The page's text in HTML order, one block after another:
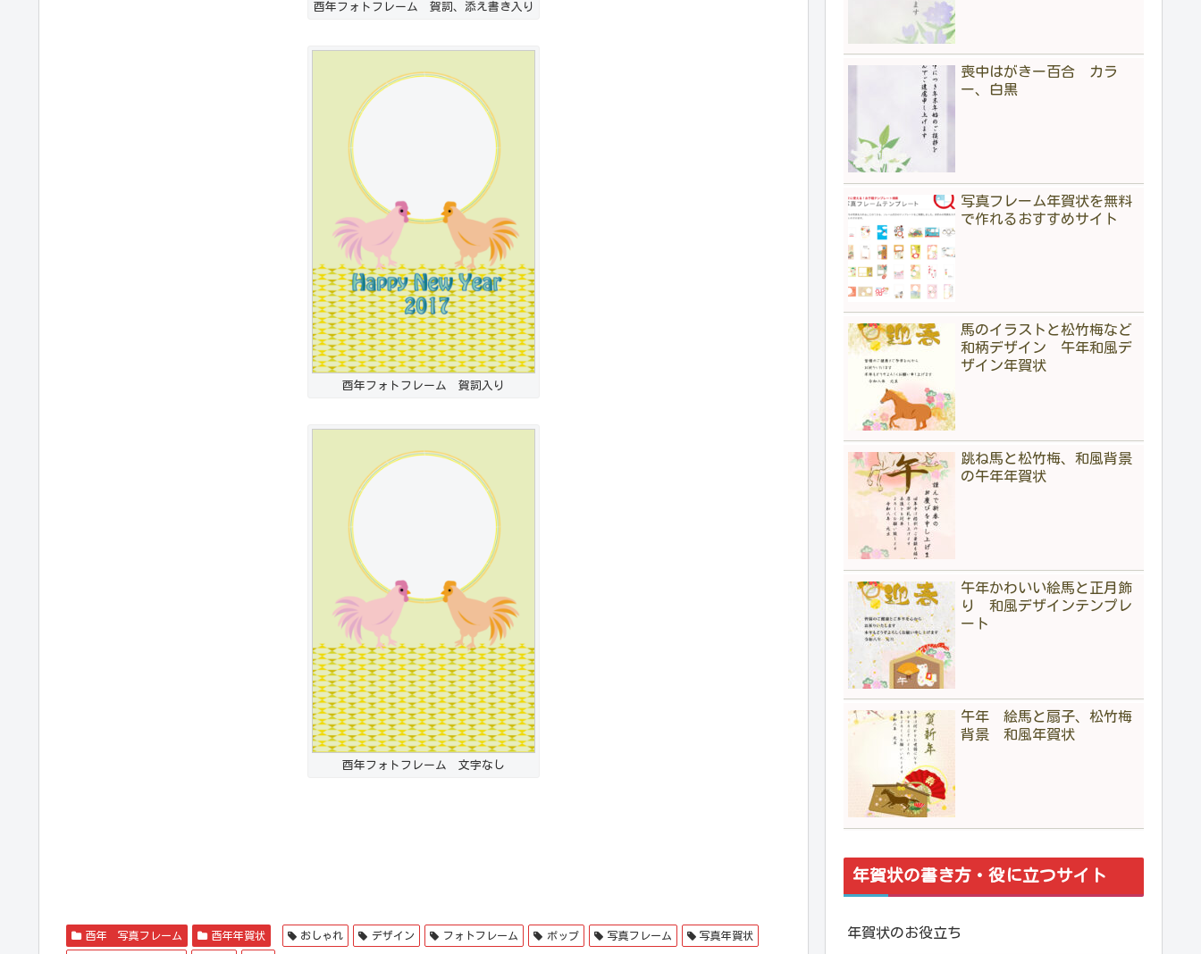
酉年フォトフレーム 賀詞、添え書き入り
酉年フォトフレーム 賀詞入り
酉年フォトフレーム 文字なし
酉年 写真フレーム 酉年年賀状 おしゃれ デザイン フォトフレーム ポップ 写真フレーム 写真年賀状
喪中はがきー百合 カラ
ー、白黒
写真フレーム年賀状を無料
で作れるおすすめサイト
馬のイラストと松竹梅など
和柄デザイン 午年和風デ
ザイン年賀状
跳ね馬と松竹梅、和風背景
の午年年賀状
午年かわいい絵馬と正月飾
り 和風デザインテンプレ
ート
午年 絵馬と扇子、松竹梅
背景 和風年賀状
年賀状の書き方・役に立つサイト
年賀状のお役立ち